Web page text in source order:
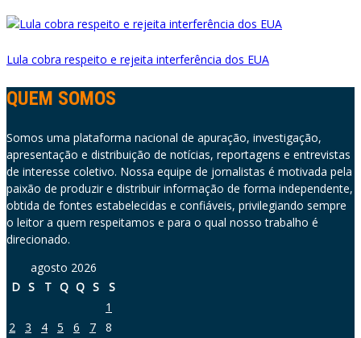
Lula cobra respeito e rejeita interferência dos EUA
QUEM SOMOS
Somos uma plataforma nacional de apuração, investigação,
apresentação e distribuição de notícias, reportagens e entrevistas
de interesse coletivo. Nossa equipe de jornalistas é motivada pela
paixão de produzir e distribuir informação de forma independente,
obtida de fontes estabelecidas e confiáveis, privilegiando sempre
o leitor a quem respeitamos e para o qual nosso trabalho é
direcionado.
agosto 2026
D S T Q Q S
S
1
2
3 4 5 6 7 8